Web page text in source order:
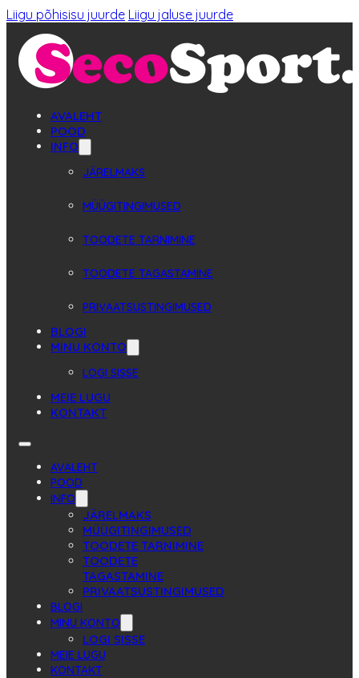
Liigu põhisisu juurde Liigu jaluse juurde
AVALEHT
POOD
INFO
JÄRELMAKS
MÜÜGITINGIMUSED
TOODETE TARNIMINE
TOODETE TAGASTAMINE
PRIVAATSUSTINGIMUSED
BLOGI
MINU KONTO
LOGI SISSE
MEIE LUGU
KONTAKT
AVALEHT
POOD
INFO
JÄRELMAKS
MÜÜGITINGIMUSED
TOODETE TARNIMINE
TOODETE
TAGASTAMINE
PRIVAATSUSTINGIMUSED
BLOGI
MINU KONTO
LOGI SISSE
MEIE LUGU
KONTAKT